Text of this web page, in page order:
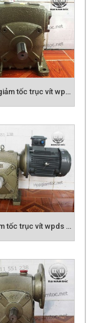
Hộp số giảm tốc trục vít wpds size 80
Hộp giảm tốc trục vít wpds size 120